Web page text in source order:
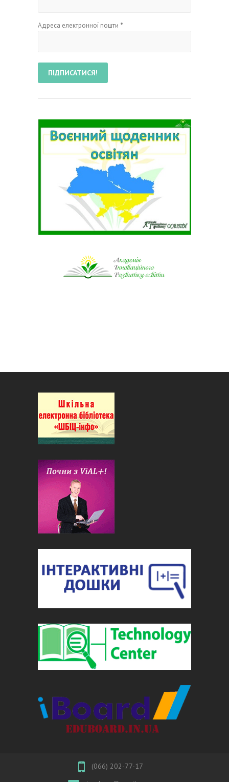
Адреса електронної пошти *
(066) 202-77-17